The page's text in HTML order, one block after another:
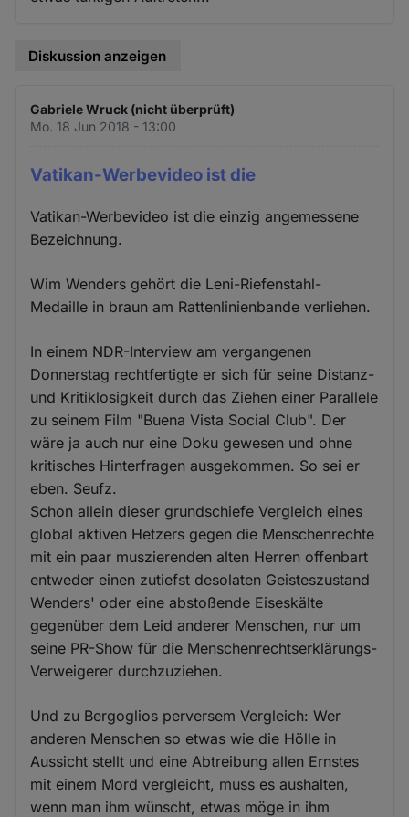
Diskussion anzeigen
Gabriele Wruck (nicht überprüft)
Mo. 18 Jun 2018 - 13:00
Vatikan-Werbevideo ist die
Vatikan-Werbevideo ist die einzig angemessene
Bezeichnung.
Wim Wenders gehört die Leni-Riefenstahl-
Medaille in braun am Rattenlinienbande verliehen.
In einem NDR-Interview am vergangenen
Donnerstag rechtfertigte er sich für seine Distanz-
und Kritiklosigkeit durch das Ziehen einer Parallele
zu seinem Film "Buena Vista Social Club". Der
wäre ja auch nur eine Doku gewesen und ohne
kritisches Hinterfragen ausgekommen. So sei er
eben. Seufz.
Schon allein dieser grundschiefe Vergleich eines
global aktiven Hetzers gegen die Menschenrechte
mit ein paar muszierenden alten Herren offenbart
entweder einen zutiefst desolaten Geisteszustand
Wenders' oder eine abstoßende Eiseskälte
gegenüber dem Leid anderer Menschen, nur um
seine PR-Show für die Menschenrechtserklärungs-
Verweigerer durchzuziehen.
Und zu Bergoglios perversem Vergleich: Wer
anderen Menschen so etwas wie die Hölle in
Aussicht stellt und eine Abtreibung allen Ernstes
mit einem Mord vergleicht, muss es aushalten,
wenn man ihm wünscht, etwas möge in ihm